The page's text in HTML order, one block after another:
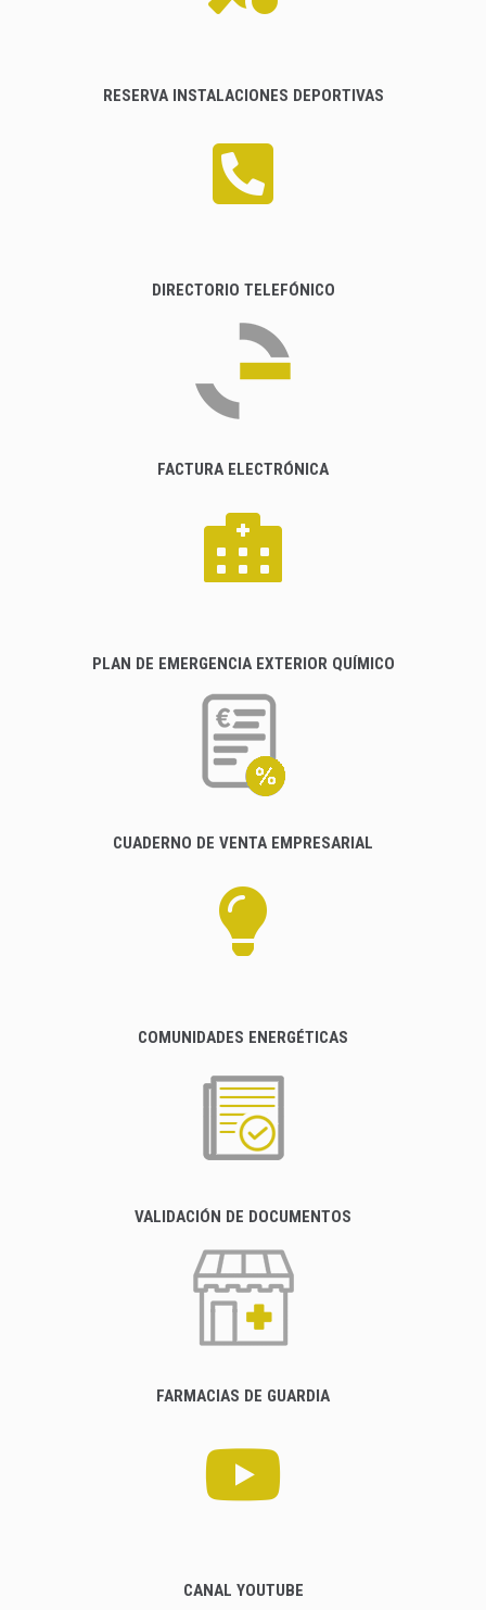
RESERVA INSTALACIONES DEPORTIVAS
DIRECTORIO TELEFÓNICO
FACTURA ELECTRÓNICA
PLAN DE EMERGENCIA EXTERIOR QUÍMICO
CUADERNO DE VENTA EMPRESARIAL
COMUNIDADES ENERGÉTICAS
VALIDACIÓN DE DOCUMENTOS
FARMACIAS DE GUARDIA
CANAL YOUTUBE